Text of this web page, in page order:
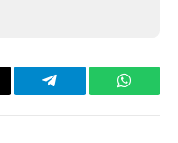
Telegram